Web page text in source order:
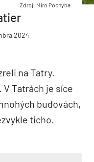
Zdroj: Miro Pochyba
2024
na Tatry.
Tatrách je síce
budovách,
ticho.